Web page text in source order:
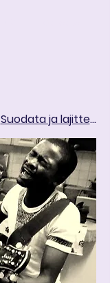
Suodata ja lajittele